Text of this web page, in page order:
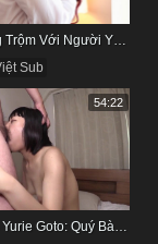
IPX-934 Vụng Trộm Với Người Yêu Cũ Trong Khách Sạn
Sub
HEYZO-3744 Yurie Goto: Quý Bà Dâm Phụ & Cơn Cuồng Si Mùi Buồi Khắm
54:22